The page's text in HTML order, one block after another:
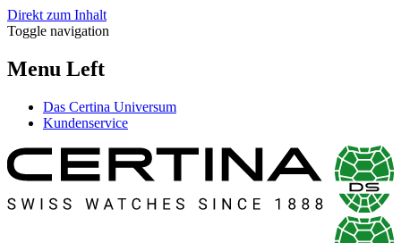
Direkt zum Inhalt
Toggle navigation
Menu Left
Das Certina Universum
Kundenservice